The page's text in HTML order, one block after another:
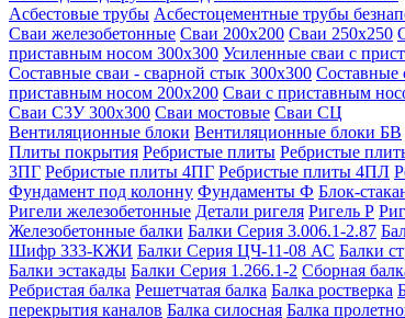
Асбестовые трубы Асбестоцементные трубы
Сваи железобетонные Сваи 200х200 Сваи 250х250
приставным носом 300х300 Усиленные сваи с
Составные сваи - сварной стык 300х300 Составные
приставным носом 200х200 Сваи с приставным
Сваи С3У 300х300 Сваи мостовые Сваи СЦ
Вентиляционные блоки Вентиляционные блоки БВ
Плиты покрытия Ребристые плиты Ребристые
3ПГ Ребристые плиты 4ПГ Ребристые плиты 4ПЛ
Фундамент под колонну Фундаменты Ф Блок-
Ригели железобетонные Детали ригеля Ригель Р
Железобетонные балки Балки Серия 3.006.1-2.87
Шифр 333-КЖИ Балки Серия ЦЧ-11-08 АС Балки
Балки эстакады Балки Серия 1.266.1-2 Сборная
Ребристая балка Решетчатая балка Балка ростверка
перекрытия каналов Балка силосная Балка